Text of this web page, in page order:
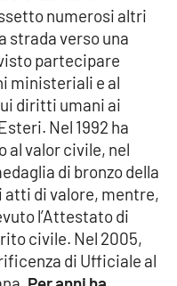
numerosi altri
strada verso una
partecipare
ministeriali e al
diritti umani ai
Nel 1992 ha
al valor civile, nel
di bronzo della
atti di valore, mentre,
l’Attestato di
civile. Nel 2005,
di Ufficiale al